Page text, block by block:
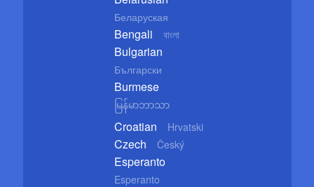
Беларуская
Bengali বাংলা
Bulgarian
Български
Burmese
မြန်မာဘာသာ
Croatian Hrvatski
Czech Český
Esperanto
Esperanto